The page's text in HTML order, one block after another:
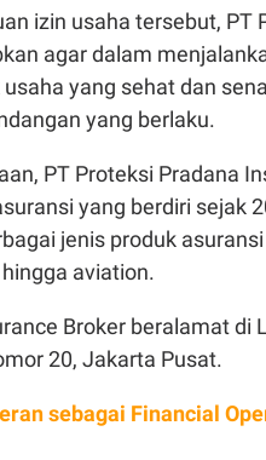
izin usaha tersebut, PT
agar dalam
yang sehat dan
yang berlaku.
PT Proteksi Pradana
yang berdiri sejak
jenis produk
aviation.
Broker beralamat di
20, Jakarta Pusat.
sebagai Financial